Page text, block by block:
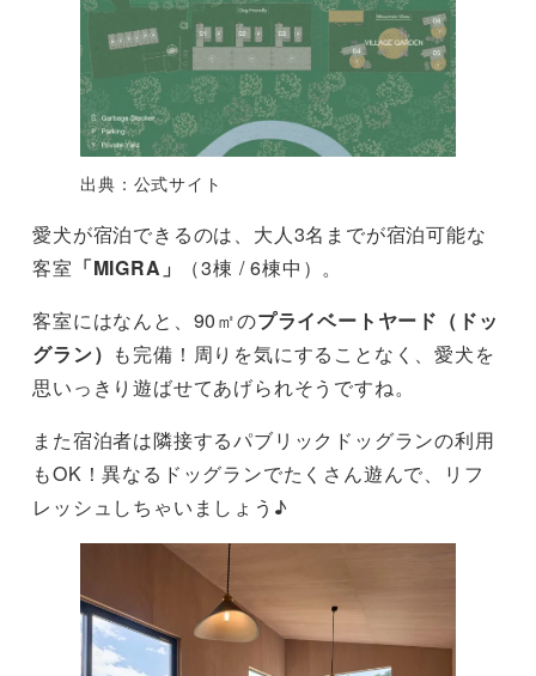
出典：公式サイト
愛犬が宿泊できるのは、大人3名までが宿泊可能な
客室 「MIGRA」
（3棟 / 6棟中）。
客室にはなんと、90㎡のプライベートヤード（ドッ
グラン） も完備！周りを気にすることなく、愛犬を
思いっきり遊ばせてあげられそうですね。
また宿泊者は隣接するパブリックドッグランの利用
もOK！異なるドッグランでたくさん遊んで、リフ
レッシュしちゃいましょう♪